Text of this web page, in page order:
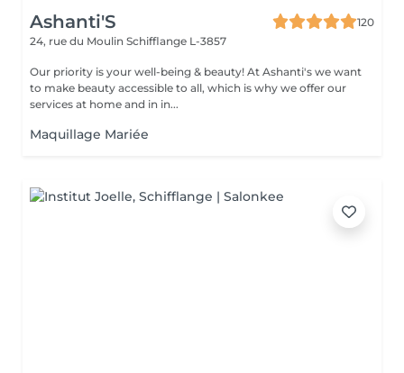
Ashanti'S
120
24, rue du Moulin Schifflange L-3857
Our priority is your well-being & beauty! At Ashanti's we want
to make beauty accessible to all, which is why we offer our
services at home and in in...
Maquillage Mariée